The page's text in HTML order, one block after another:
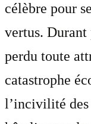
célèbre pour
vertus.
perdu toute
catastrophe
l’incivilité des